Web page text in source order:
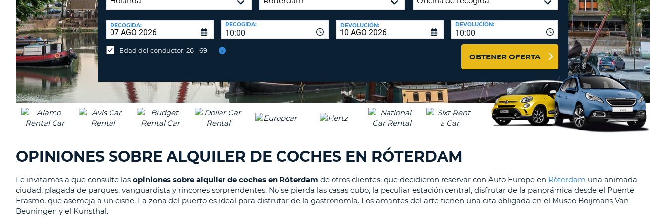
A
CARACTERES.
COMO
MAYÚSCULA.
DEBE
CONTENER
CARACTER
MINÚSCULA.
COMO
MÍNIMO
CONTRASEÑA
CONTRASEÑA.
CANCEL
AGENCIAS DE VIAJE Y
AFILIADOS
ENTRAR AQUÍ
Devolución
en
una
DE
DEVOLUCIÓN:
RECOGIDA:
10:00
RECOGIDA: DEVOLUCIÓN:
10:00
DEVOLUCIÓN:
Edad del conductor: 26 - 69
OBTENER OFERTA
OPINIONES SOBRE ALQUILER DE COCHES EN RÓTERDAM
Le invitamos a que consulte las opiniones sobre alquiler de coches en Róterdam de otros clientes, que decidieron reservar con Auto Europe en Róterdam una animada
ciudad, plagada de parques, vanguardista y rincones sorprendentes. No se pierda las casas cubo, la peculiar estación central, disfrutar de la panorámica desde el Puente
Erasmo, que asemeja a un cisne. La zona del puerto es ideal para disfrutar de la gastronomía. Los amantes del arte tienen una cita obligada en el Museo Boijmans Van
Beuningen y el Kunsthal.